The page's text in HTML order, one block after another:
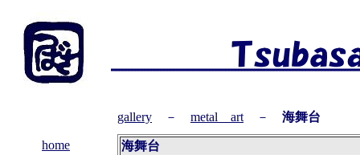
gallery － metal art － 海舞台
home 海舞台